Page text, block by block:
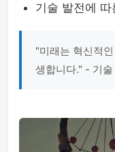
기술 발전에 따
"미래는 혁신적
생합니다." - 기